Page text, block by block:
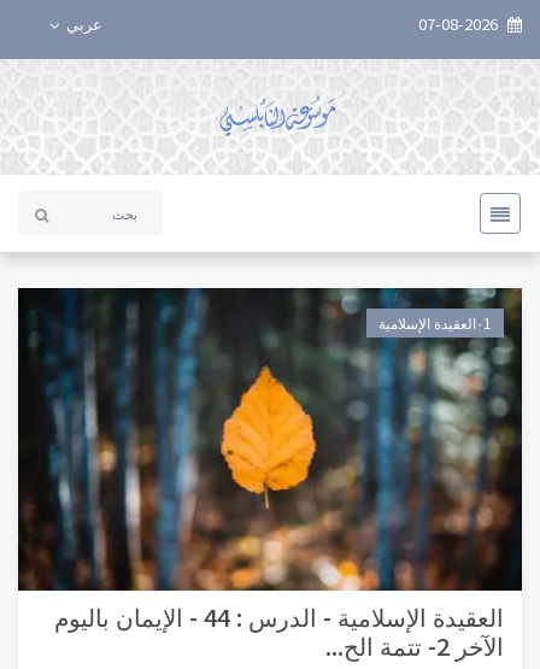
عربي
٠1العقيدة الإسلامية
العقيدة الإسلامية - الدرس : 44 - الإيمان باليوم
الآخر 2- تتمة الح...